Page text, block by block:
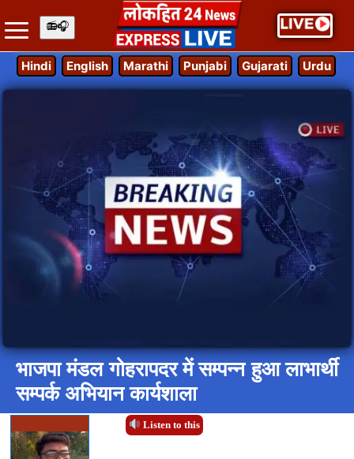
Hindi English Marathi Punjabi Gujarati Urdu
भाजपा मंडल गोहरापदर में सम्पन्न हुआ लाभार्थी
सम्पर्क अभियान कार्यशाला
Listen to this